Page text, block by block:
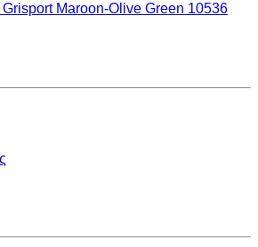
Grisport Maroon-Olive Green 10536